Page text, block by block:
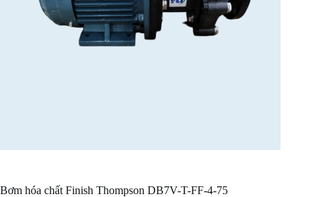
Bơm hóa chất Finish Thompson DB7V-T-FF-4-75